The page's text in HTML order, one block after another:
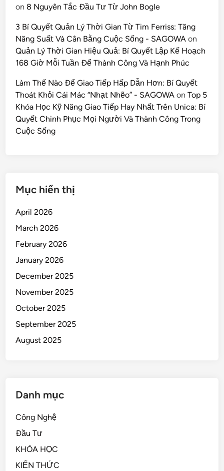
on 8 Nguyên Tắc Đầu Tư Từ John Bogle
3 Bí Quyết Quản Lý Thời Gian Từ Tim Ferriss: Tăng
Năng Suất Và Cân Bằng Cuộc Sống - SAGOWA on
Quản Lý Thời Gian Hiệu Quả: Bí Quyết Lập Kế Hoạch
168 Giờ Mỗi Tuần Để Thành Công Và Hạnh Phúc
Làm Thế Nào Để Giao Tiếp Hấp Dẫn Hơn: Bí Quyết
Thoát Khỏi Cái Mác “Nhạt Nhẽo” - SAGOWA onTop 5
Khóa Học Kỹ Năng Giao Tiếp Hay Nhất Trên Unica: Bí
Quyết Chinh Phục Mọi Người Và Thành Công Trong
Cuộc Sống
Mục hiển thị
April 2026
March 2026
February 2026
January 2026
December 2025
November 2025
October 2025
September 2025
August 2025
Danh mục
Công Nghệ
Đầu Tư
KHÓA HỌC
KIẾN THỨC